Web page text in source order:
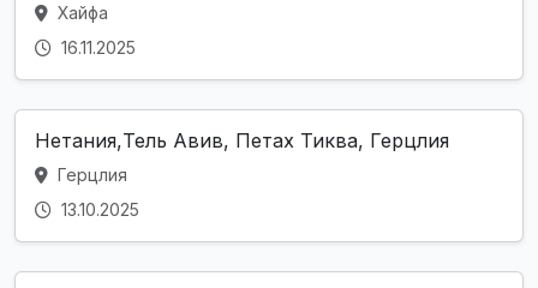
Хайфа
16.11.2025
Нетания,Тель Авив, Петах Тиква, Герцлия
Герцлия
13.10.2025